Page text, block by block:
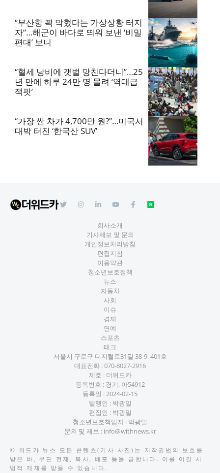
“부산항 꽉 막혔다는 가상상황 터지
자”…해군이 바다로 띄워 보낸 ‘비밀
편대’ 보니
“혈세 낭비에 갯벌 망친다더니”…25
년 만에 하루 24만 명 몰려 ‘역대급
잭팟’
“가장 싼 차가 4,700만 원?”…미국서
대박 터진 ‘한국산 SUV’
회사소개
기사제보 및 문의
개인정보처리방침
편집지침
이용약관
청소년보호정책
뉴스
자동차
사회
이슈
경제
연예
스포츠
테크
서울시 구로구 디지털로31길 38-9, 401호
대표전화 :070-8027-2916
제호 : 더위드카
등록번호 : 경기, 아54912
등록일 : 2024-02-15
발행인 : 박광일
편집인 : 박광일
청소년보호책임자 : 박광일
문의 및 제보 : info@withnews.kr
© 위드카 뉴스 모든 콘텐츠(기사·사진)는 저작권법의 보호를
받은 바, 무단 전재, 복사, 배포 등을 금합니다. 이를 어길 시
법적 제재를 받을 수 있습니다.